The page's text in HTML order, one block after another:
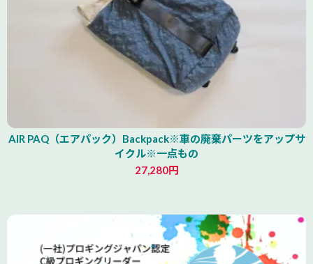
AIR PAQ（エアパック）Backpack※車の廃棄パーツをアップサ
イクル※一点もの
27,280円